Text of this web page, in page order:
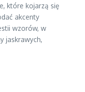
które kojarzą się
akcenty
wzorów, w
jaskrawych,